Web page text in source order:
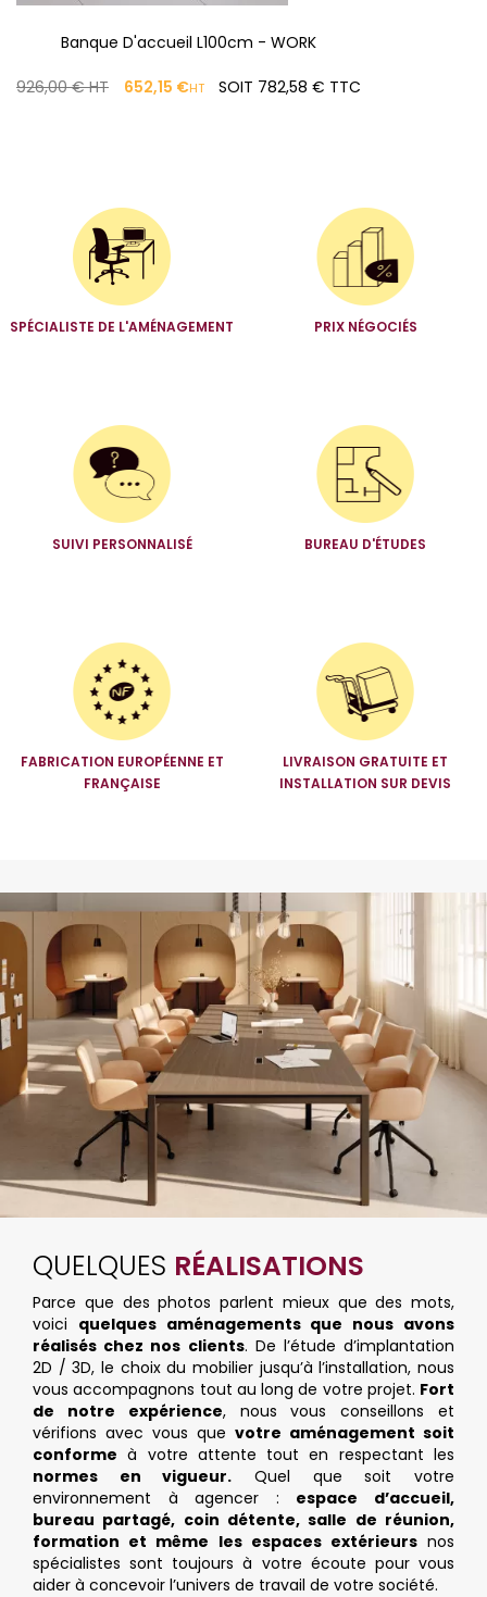
Banque D'accueil L100cm - WORK
PRIX
926,00 €HT PRIX
652,15 €HT SOIT 782,58 € TTC
SPÉCIALISTE DE L'AMÉNAGEMENT PRIX NÉGOCIÉS
SUIVI PERSONNALISÉ BUREAU D'ÉTUDES
FABRICATION EUROPÉENNE ET
FRANÇAISE
LIVRAISON GRATUITE ET
INSTALLATION SUR DEVIS
QUELQUES RÉALISATIONS
Parce que des photos parlent mieux que des mots,
voici quelques aménagements que nous avons
réalisés chez nos clients. De l’étude d’implantation
2D / 3D, le choix du mobilier jusqu’à l’installation, nous
vous accompagnons tout au long de votre projet. Fort
de notre expérience, nous vous conseillons et
vérifions avec vous que votre aménagement soit
conforme à votre attente tout en respectant les
normes en vigueur. Quel que soit votre
environnement à agencer : espace d’accueil,
bureau partagé, coin détente, salle de réunion,
formation et même les espaces extérieursnos
spécialistes sont toujours à votre écoute pour vous
aider à concevoir l’univers de travail de votre société.